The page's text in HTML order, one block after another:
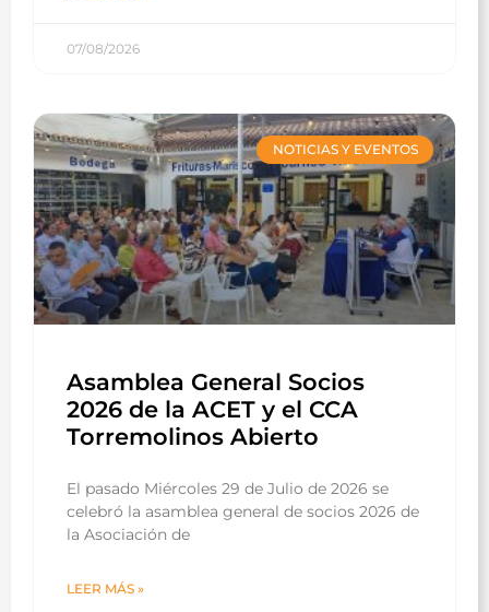
07/08/2026
NOTICIAS Y EVENTOS
Asamblea General Socios
2026 de la ACET y el CCA
Torremolinos Abierto
El pasado Miércoles 29 de Julio de 2026 se
celebró la asamblea general de socios 2026 de
la Asociación de
LEER MÁS »